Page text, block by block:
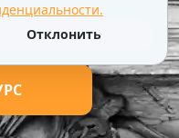
Отклонить